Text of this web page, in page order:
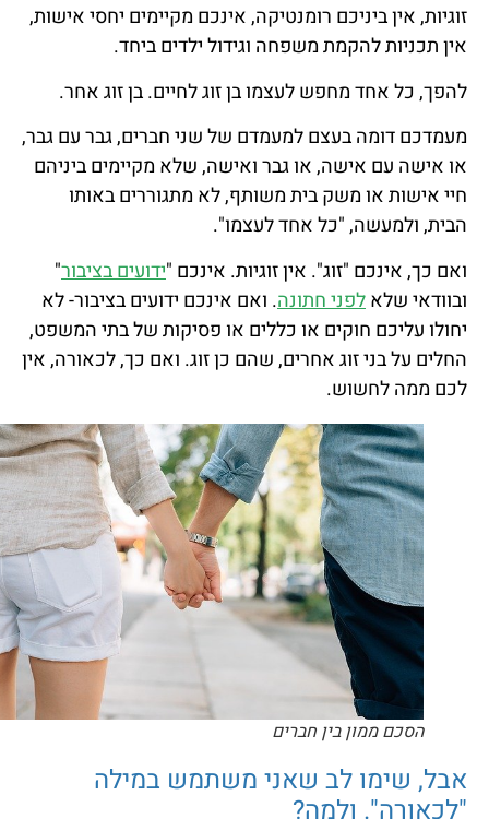
זוגיות, אין ביניכם רומנטיקה, אינכם מקיימים יחסי אישות,
אין תכניות להקמת משפחה וגידול ילדים ביחד.
להפך, כל אחד מחפש לעצמו בן זוג לחיים.בן זוג אחר.
מעמדכם דומה בעצם למעמדם של שני חברים, גבר עם גבר,
או אישה עם אישה, או גבר ואישה, שלא מקיימים ביניהם
חיי אישות או משק בית משותף, לא מתגוררים באותו
הבית, ולמעשה, "כל אחד לעצמו".
ואם כך, אינכם "זוג". אין זוגיות. אינכם "ידועים בציבור"
ובוודאי שלאלפני חתונה. ואם אינכם ידועים בציבור- לא
יחולו עליכם חוקים או כללים או פסיקות של בתי המשפט,
החלים על בני זוג אחרים, שהם כן זוג. ואם כך, לכאורה, אין
לכם ממה לחשוש.
הסכם ממון בין חברים
אבל, שימו לב שאני משתמש במילה
"לכאורה". ולמה?